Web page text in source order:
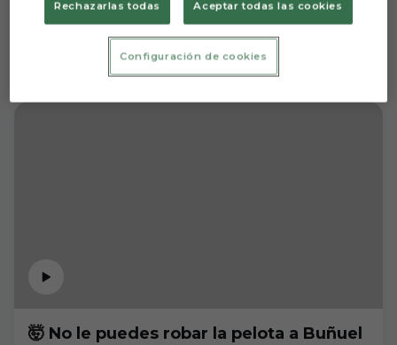
🤯 No le puedes robar la pelota a Buñuel
Rechazarlas todas Aceptar todas las cookies
Configuración de cookies